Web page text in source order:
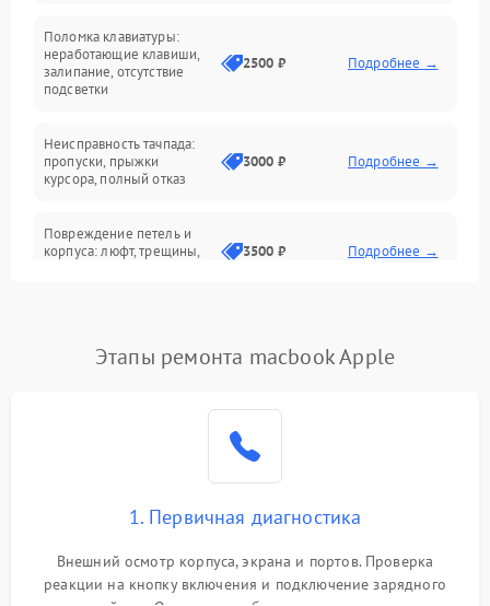
Интерфейсные проблемы
Батарея
Сеть и интернет
Поломка клавиатуры:
неработающие клавиши,
залипание, отсутствие
подсветки
2500 ₽ Подробнее →
Неисправность тачпада:
пропуски, прыжки
курсора, полный отказ
3000 ₽ Подробнее →
Повреждение петель и
корпуса: люфт, трещины,
3500 ₽ Подробнее →
невозможность зарядки,
2500 ₽ Подробнее →
2000 ₽
Перегрев из‑за пыли,
неисправности кулера
Этапы ремонта macbook Apple
1. Первичная диагностика
Внешний осмотр корпуса, экрана и портов. Проверка
реакции на кнопку включения и подключение зарядного